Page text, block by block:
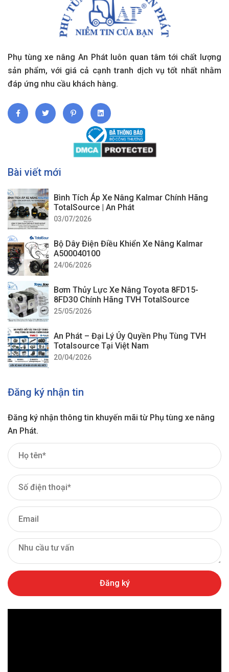
Phụ tùng xe nâng An Phát luôn quan tâm tới chất lượng
sản phẩm, với giá cả cạnh tranh dịch vụ tốt nhất nhằm
đáp ứng nhu cầu khách hàng.
Bài viết mới
Bình Tích Áp Xe Nâng Kalmar Chính Hãng
TotalSource | An Phát
03/07/2026
Bộ Dây Điện Điều Khiển Xe Nâng Kalmar
A500040100
24/06/2026
Bơm Thủy Lực Xe Nâng Toyota 8FD15-
8FD30 Chính Hãng TVH TotalSource
25/05/2026
An Phát – Đại Lý Ủy Quyền Phụ Tùng TVH
Totalsource Tại Việt Nam
20/04/2026
Đăng ký nhận tin
Đăng ký nhận thông tin khuyến mãi từ Phụ tùng xe nâng
An Phát.